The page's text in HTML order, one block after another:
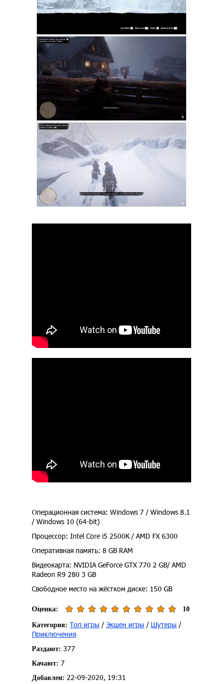
Операционная система: Windows 7 / Windows 8.1
/ Windows 10 (64-bit)
Процессор: Intel Core i5 2500К / AMD FX 6300
Оперативная память: 8 GB RAM
Видеокарта: NVIDIA GeForce GTX 770 2 GB/ AMD
Radeon R9 280 3 GB
Свободное место на жёстком диске: 150 GB
Оценка: 10
Категория: Топ игры / Экшен игры / Шутеры /
Приключения
Раздают: 377
Качают: 7
Добавлен: 22-09-2020, 19:31